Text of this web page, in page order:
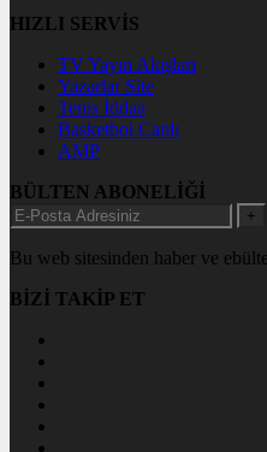
HIZLI SERVİS
TV Yayın Akışları
Yazarlar Site
Tenis İddaa
Basketbol Canlı
AMP
BÜLTEN ABONELİĞİ
+
Bu web sitesinden haber ve
BİZİ TAKİP ET